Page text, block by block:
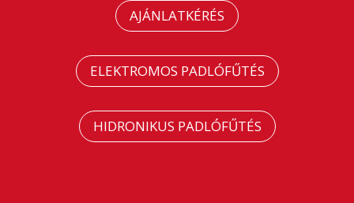
AJÁNLATKÉRÉS
ELEKTROMOS PADLÓFŰTÉS
HIDRONIKUS PADLÓFŰTÉS